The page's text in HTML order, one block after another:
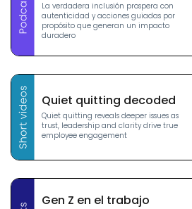
La verdadera inclusión prospera con
autenticidad y acciones guiadas por
propósito que generan un impacto
duradero
Quiet quitting decoded
Quiet quitting reveals deeper issues as
trust, leadership and clarity drive true
employee engagement
Gen Z en el trabajo